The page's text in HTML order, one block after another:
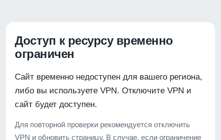
Доступ к ресурсу временно
ограничен
Сайт временно недоступен для вашего региона,
либо вы используете VPN. Отключите VPN и
сайт будет доступен.
Для повторной проверки рекомендуется отключить
VPN и обновить страницу. В случае, если ограничение